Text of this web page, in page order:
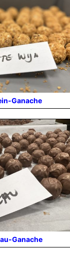
Ganache
Ganache